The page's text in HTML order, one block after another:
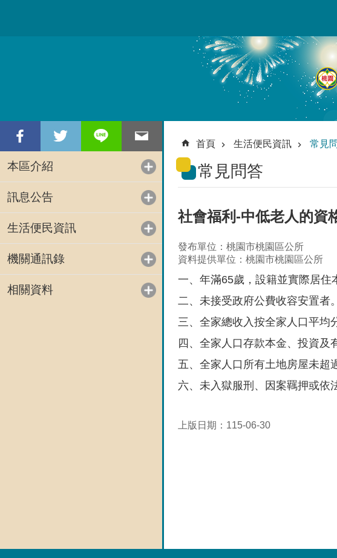
本區介紹
訊息公告
生活便民資訊
機關通訊錄
相關資料
首頁 生活便民資訊 常見
常見問答
社會福利-中低老人的資
發布單位：桃園市桃園區公所
資料提供單位：桃園市桃園區公所
一、年滿65歲，設籍並實際居住
二、未接受政府公費收容安置者。
三、全家總收入按全家人口平均
四、全家人口存款本金、投資及
五、全家人口所有土地房屋未超
六、未入獄服刑、因案羈押或依
上版日期：115-06-30